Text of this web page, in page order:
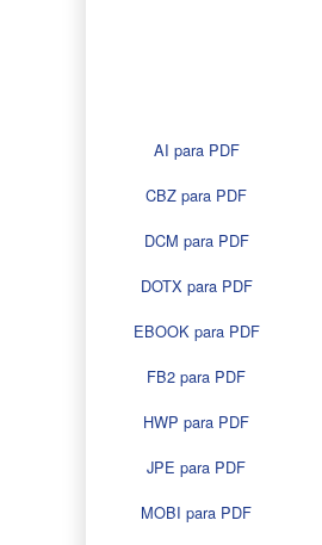
AI para PDF
CBZ para PDF
DCM para PDF
DOTX para PDF
EBOOK para PDF
FB2 para PDF
HWP para PDF
JPE para PDF
MOBI para PDF